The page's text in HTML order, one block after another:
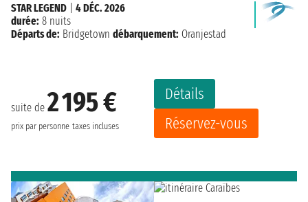
suite de 2 195 €
prix par personne taxes incluses
Détails
Réservez-vous
STAR LEGEND
4 DÉC. 2026
durée: 8 nuits
Départs de: Bridgetown débarquement: Oranjestad